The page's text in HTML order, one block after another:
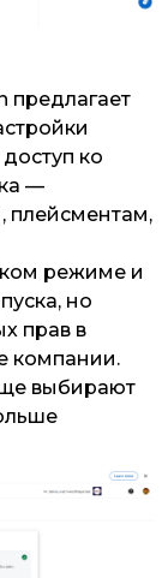
предлагает
ко
—
плейсментам,
режиме и
но
прав в
компании.
выбирают